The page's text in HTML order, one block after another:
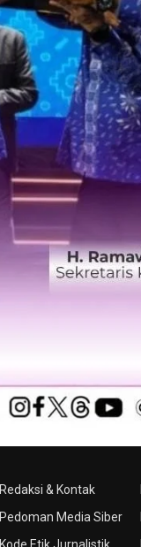
Redaksi & Kontak
Pedoman Media Siber